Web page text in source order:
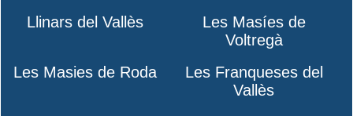
Llinars del Vallès
Les Masíes de
Voltregà
Les Masies de Roda
Les Franqueses del
Vallès